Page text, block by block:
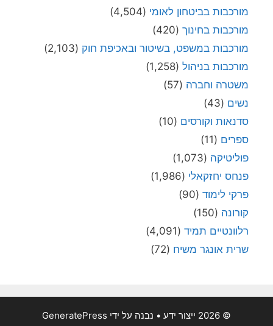
מורכבות בביטחון לאומי (4,504)
מורכבות בחינוך (420)
מורכבות במשפט, בשיטור ובאכיפת חוק (2,103)
מורכבות בניהול (1,258)
משטרה וחברה (57)
נשים (43)
סדנאות וקורסים (10)
ספרים (11)
פוליטיקה (1,073)
פנחס יחזקאלי (1,986)
פרקי לימוד (90)
קורונה (150)
רלוונטיים תמיד (4,091)
שרית אונגר משיח (72)
© 2026 ייצור ידע • נבנה על ידי GeneratePress